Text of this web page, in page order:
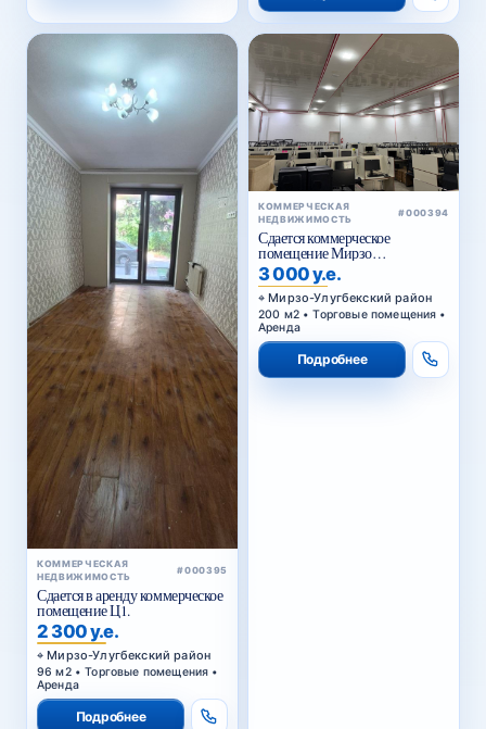
КОММЕРЧЕСКАЯ
НЕДВИЖИМОСТЬ
#000395
Сдается в аренду коммерческое
помещение Ц1.
2 300 у.е.
Мирзо-Улугбекский район
96 м2 • Торговые помещения •
Аренда
Подробнее
КОММЕРЧЕСКАЯ
НЕДВИЖИМОСТЬ
#000394
Сдается коммерческое
помещение Мирзо
Улугбекский район.
3 000 у.е.
Мирзо-Улугбекский район
200 м2 • Торговые помещения •
Аренда
Подробнее